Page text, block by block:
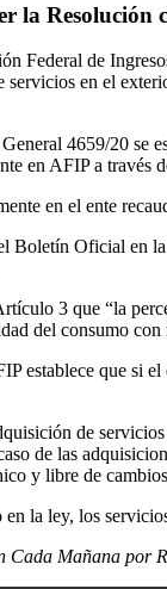
la Resolución
Federal de
servicios en el
4659/20 se
en AFIP a
en el ente
Boletín Oficial en
3 que “la
del consumo
establece que si
de
de las
y libre de
la ley, los
Cada Mañana por